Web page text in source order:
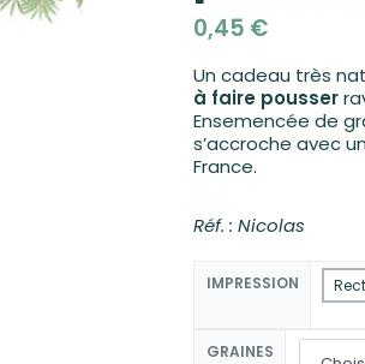
à partir de3,35€ HT
0,45 €
Un cadeau très
à faire pousser
Ensemencée de
s’accroche avec
France.
Réf. : Nicolas
IMPRESSION
GRAINES